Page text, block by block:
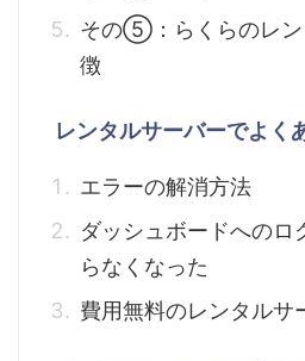
その⑤：らくらのレン
徴
レンタルサーバーでよく
エラーの解消方法
ダッシュボードへのロ
らなくなった
費用無料のレンタルサ